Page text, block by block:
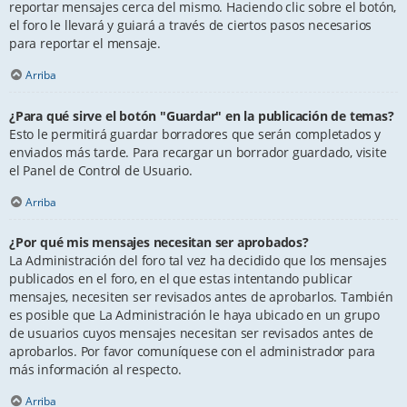
reportar mensajes cerca del mismo. Haciendo clic sobre el botón,
el foro le llevará y guiará a través de ciertos pasos necesarios
para reportar el mensaje.
Arriba
¿Para qué sirve el botón "Guardar" en la publicación de temas?
Esto le permitirá guardar borradores que serán completados y
enviados más tarde. Para recargar un borrador guardado, visite
el Panel de Control de Usuario.
Arriba
¿Por qué mis mensajes necesitan ser aprobados?
La Administración del foro tal vez ha decidido que los mensajes
publicados en el foro, en el que estas intentando publicar
mensajes, necesiten ser revisados antes de aprobarlos. También
es posible que La Administración le haya ubicado en un grupo
de usuarios cuyos mensajes necesitan ser revisados antes de
aprobarlos. Por favor comuníquese con el administrador para
más información al respecto.
Arriba